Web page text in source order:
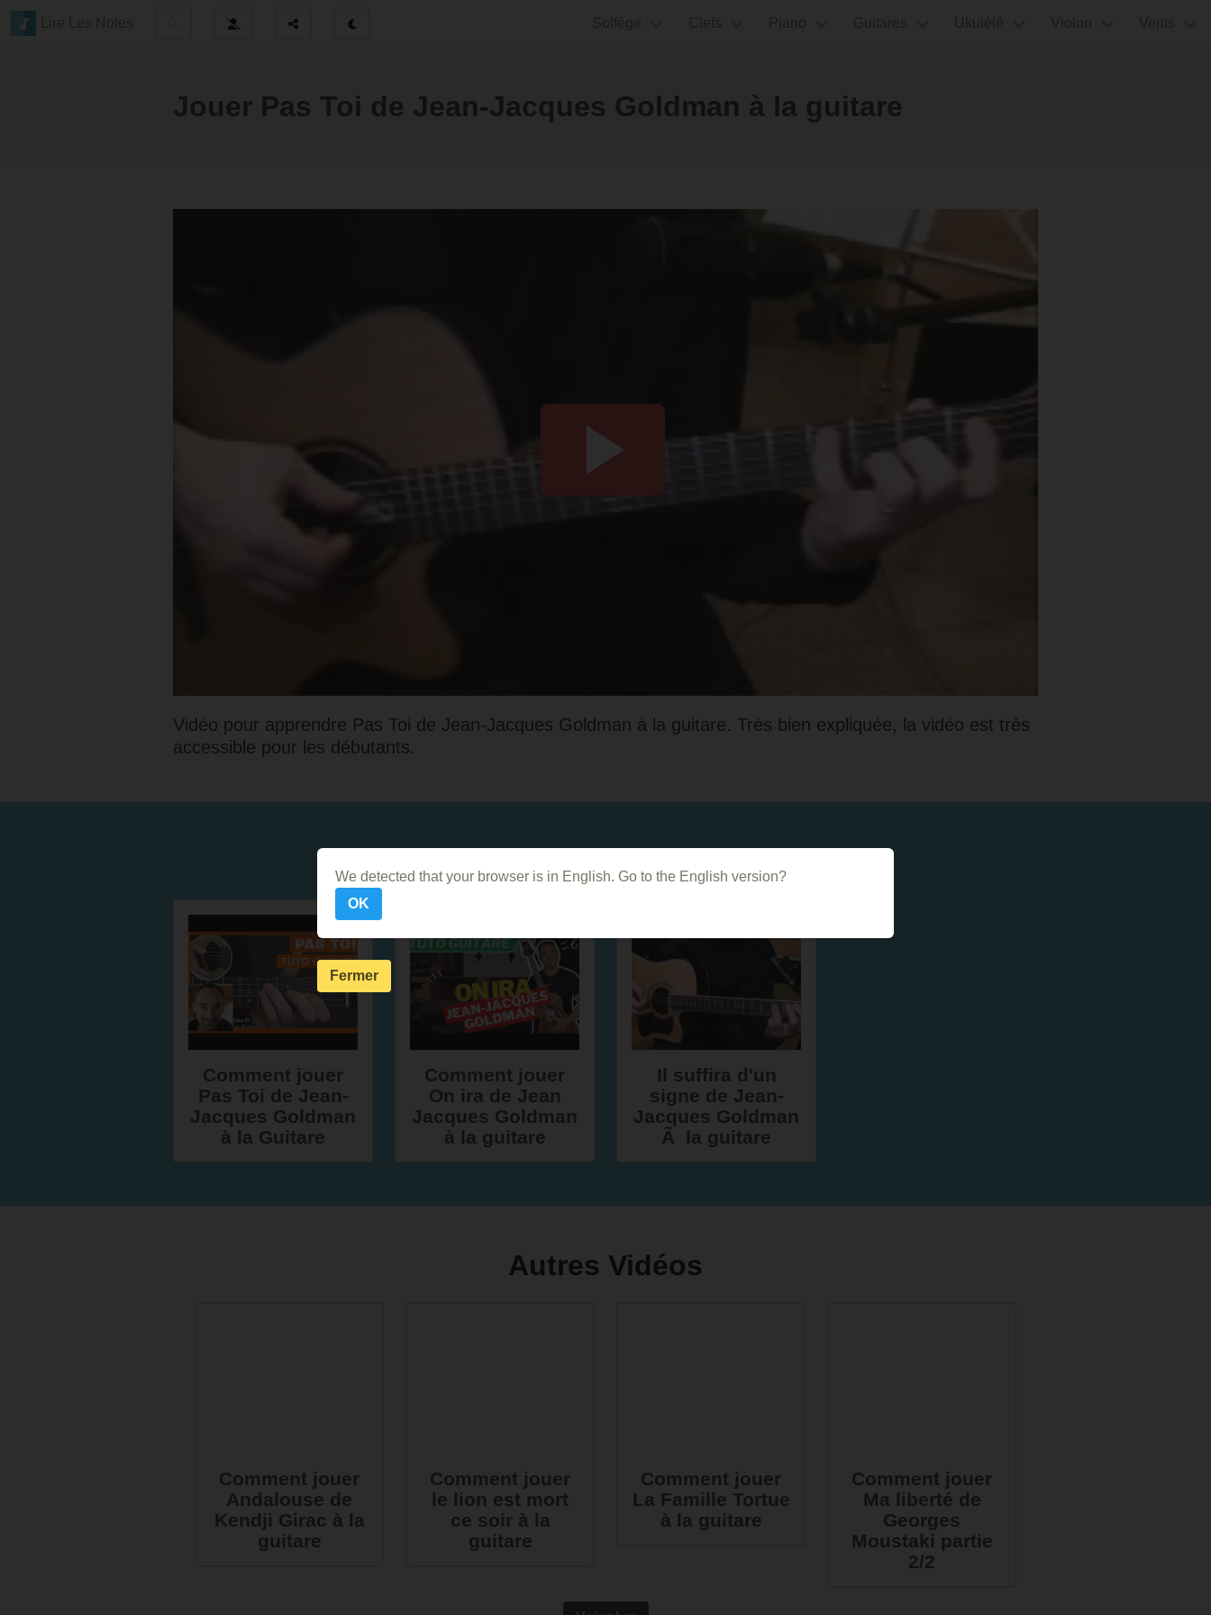
Jouer Pas Toi de Jean-Jacques Goldman à la guitare
Vidéo pour apprendre Pas Toi de Jean-Jacques Goldman à la guitare. Très bien expliquée, la vidéo est très
accessible pour les débutants.
Comment jouer
Pas Toi de Jean-
Jacques Goldman
à la Guitare
Comment jouer
On ira de Jean
Jacques Goldman
à la guitare
Il suffira d'un
signe de Jean-
Jacques Goldman
Ã la guitare
Autres Vidéos
Comment jouer
Andalouse de
Kendji Girac à la
guitare
Comment jouer
le lion est mort
ce soir à la
guitare
Comment jouer
La Famille Tortue
à la guitare
Comment jouer
Ma liberté de
Georges
Moustaki partie
2/2
We detected that your browser is in English. Go to the English version?
OK
Fermer